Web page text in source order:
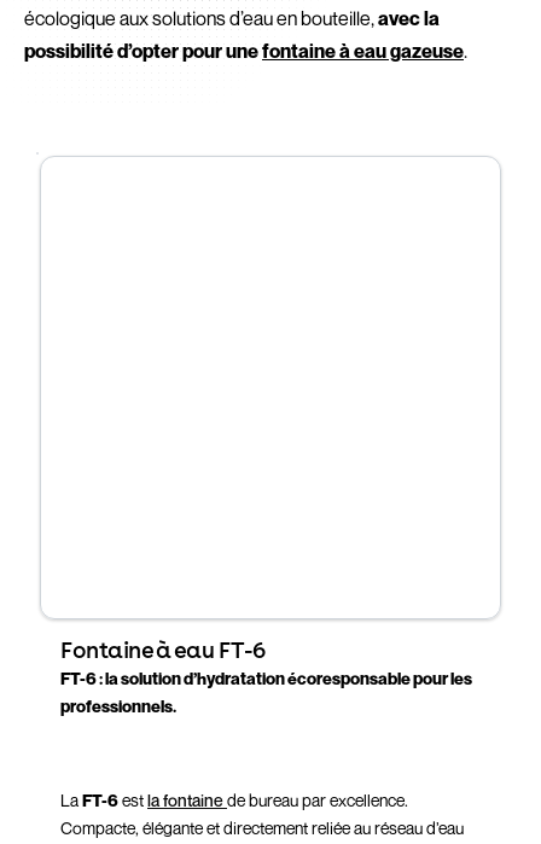
écologique aux solutions d’eau en bouteille,avec la
possibilité d’opter pour unefontaine à eau gazeuse.
Fontaine à eau FT-6
FT-6 : la solution d’hydratation écoresponsable pour les
professionnels.
LaFT-6estla fontainede bureau par excellence.
Compacte, élégante et directement reliée au réseau d’eau